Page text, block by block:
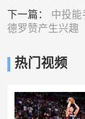
下一篇： 中投能
德罗赞产生兴趣
热门视频